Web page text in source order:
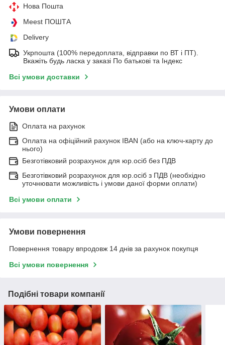
Нова Пошта
Meest ПОШТА
Delivery
Укрпошта (100% передоплата, відправки по ВТ і ПТ).
Вкажіть будь ласка у заказі По батькові та Індекс
Всі умови доставки
Умови оплати
Оплата на рахунок
Оплата на офіційний рахунок IBAN (або на ключ-карту до
нього)
Безготівковий розрахунок для юр.осіб без ПДВ
Безготівковий розрахунок для юр.осіб з ПДВ (необхідно
уточнювати можливість і умови даної форми оплати)
Всі умови оплати
Умови повернення
Повернення товару впродовж 14 днів за рахунок покупця
Всі умови повернення
Подібні товари компанії